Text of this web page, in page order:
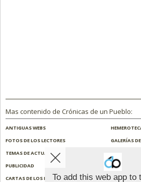
Mas contenido de Crónicas de un Pueblo:
ANTIGUAS WEBS
FOTOS DE LOS LECTORES
GALERÍAS
TEMAS DE ACTUALIDAD
PUBLICIDAD
CONTACTO
CARTAS DE LOS LECTORES
ENCUESTAS
To add this web app to